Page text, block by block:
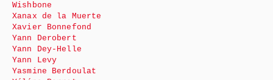
Wishbone
Xanax de la Muerte
Xavier Bonnefond
Yann Derobert
Yann Dey-Helle
Yann Levy
Yasmine Berdoulat